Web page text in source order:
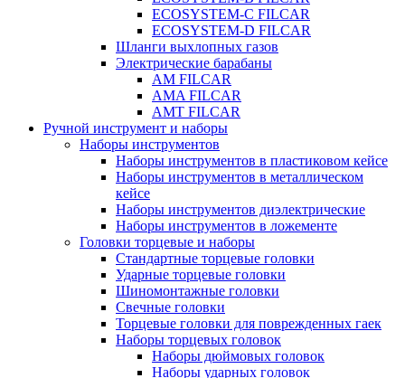
ECOSYSTEM-C FILCAR
ECOSYSTEM-D FILCAR
Шланги выхлопных газов
Электрические барабаны
AM FILCAR
AMA FILCAR
AMT FILCAR
Ручной инструмент и наборы
Наборы инструментов
Наборы инструментов в пластиковом кейсе
Наборы инструментов в металлическом
кейсе
Наборы инструментов диэлектрические
Наборы инструментов в ложементе
Головки торцевые и наборы
Стандартные торцевые головки
Ударные торцевые головки
Шиномонтажные головки
Свечные головки
Торцевые головки для поврежденных гаек
Наборы торцевых головок
Наборы дюймовых головок
Наборы ударных головок